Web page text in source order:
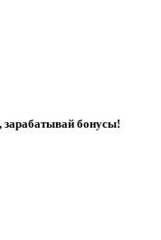
зарабатывай бонусы!